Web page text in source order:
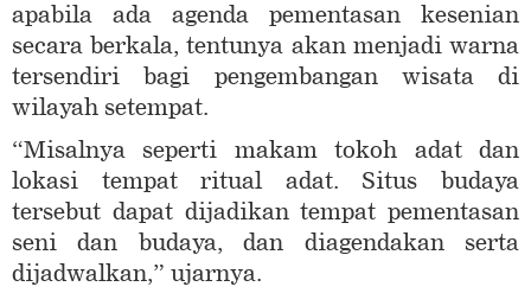
apabila ada agenda pementasan kesenian
secara berkala, tentunya akan menjadi warna
tersendiri bagi pengembangan wisata di
wilayah setempat.
“Misalnya seperti makam tokoh adat dan
lokasi tempat ritual adat. Situs budaya
tersebut dapat dijadikan tempat pementasan
seni dan budaya, dan diagendakan serta
dijadwalkan,” ujarnya.